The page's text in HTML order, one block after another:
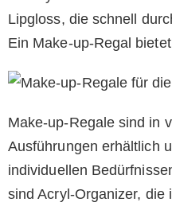
Lipgloss, die schnell
Ein Make-up-Regal
Make-up-Regale sind in
Ausführungen erhältlich
individuellen
sind Acryl-Organizer, die